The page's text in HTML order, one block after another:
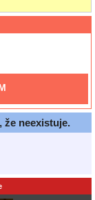
že neexistuje.